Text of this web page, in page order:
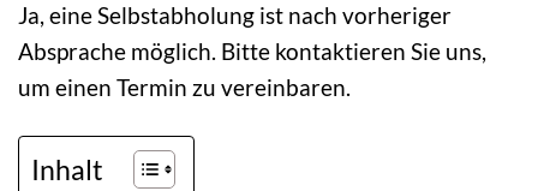
Ja, eine Selbstabholung ist nach vorheriger
Absprache möglich. Bitte kontaktieren Sie uns,
um einen Termin zu vereinbaren.
Inhalt